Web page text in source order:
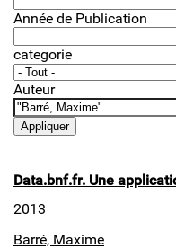
Année de Publication
categorie
Auteur
Data.bnf.fr. Une
2013
Barré, Maxime